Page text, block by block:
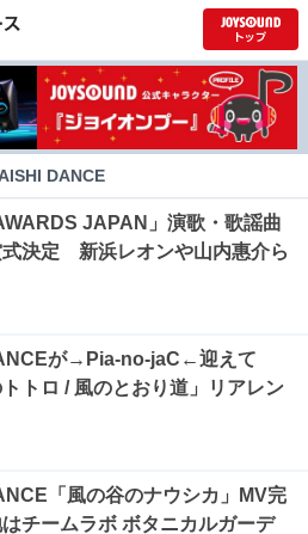
DANCE
JAPAN」演歌・歌謡曲
式決定 新浜レオンや山内惠介ら
が→Pia-no-jaC←迎えて
トトロ / 風のとおり道」リアレン
「風の谷のナウシカ」MV完
チームラボ ボタニカルガーデ